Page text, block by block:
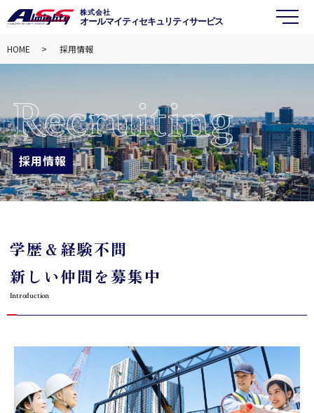
株式会社
オールマイティセキュリティサービス メ
HOME 採用情報
Recruiting
採用情報
学歴＆経験不問
新しい仲間を募集中
Introduction